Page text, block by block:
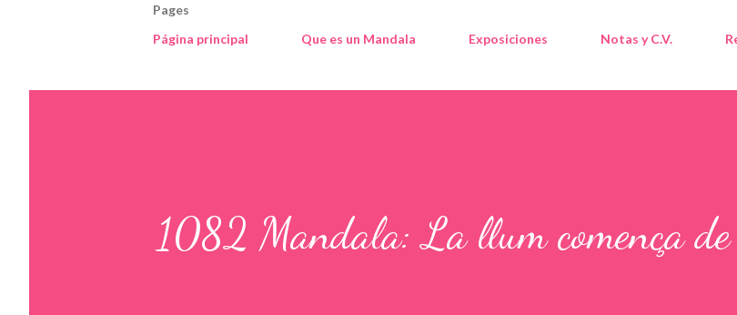
Pages
Página principal
Que es un Mandala Exposiciones Notas y C.V.
1082 Mandala: La llum comença